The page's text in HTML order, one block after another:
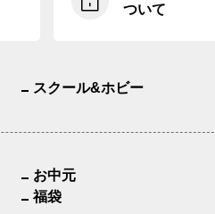
ついて
スクール&ホビー
お中元
福袋